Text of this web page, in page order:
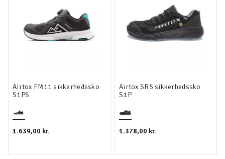
Airtox FM11 sikkerhedssko
S1PS
1.639,00 kr.
Airtox SR5 sikkerhedssko
S1P
1.378,00 kr.